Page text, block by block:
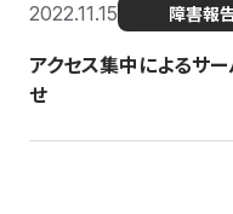
2022.11.15 障害報
アクセス集中によるサ
せ